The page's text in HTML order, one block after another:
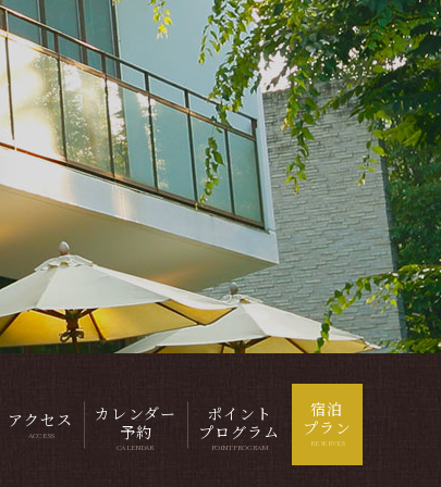
アクセス
ACCESS
カレンダー
予約
CALENDAR
ポイント
プログラム
POINTPROGRAM
宿泊
プラン
RESERVES